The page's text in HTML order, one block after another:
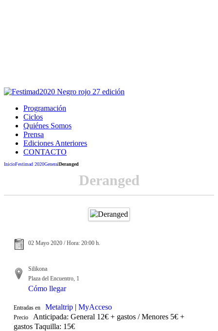
Programación
Ciclos
Quiénes Somos
Prensa
Ediciones Anteriores
CONTACTO
InicioFestimad 2020GeneralDeranged
Deranged
02 Mayo 2020 / Hora: 20:00 h.
Silikona
Plaza del Encuentro, 1
Cómo llegar
Entradas en Metaltrip | MyAcceso
Precio
Anticipada: General 12€ + gastos / Menores 5€ +
gastos Taquilla: 15€